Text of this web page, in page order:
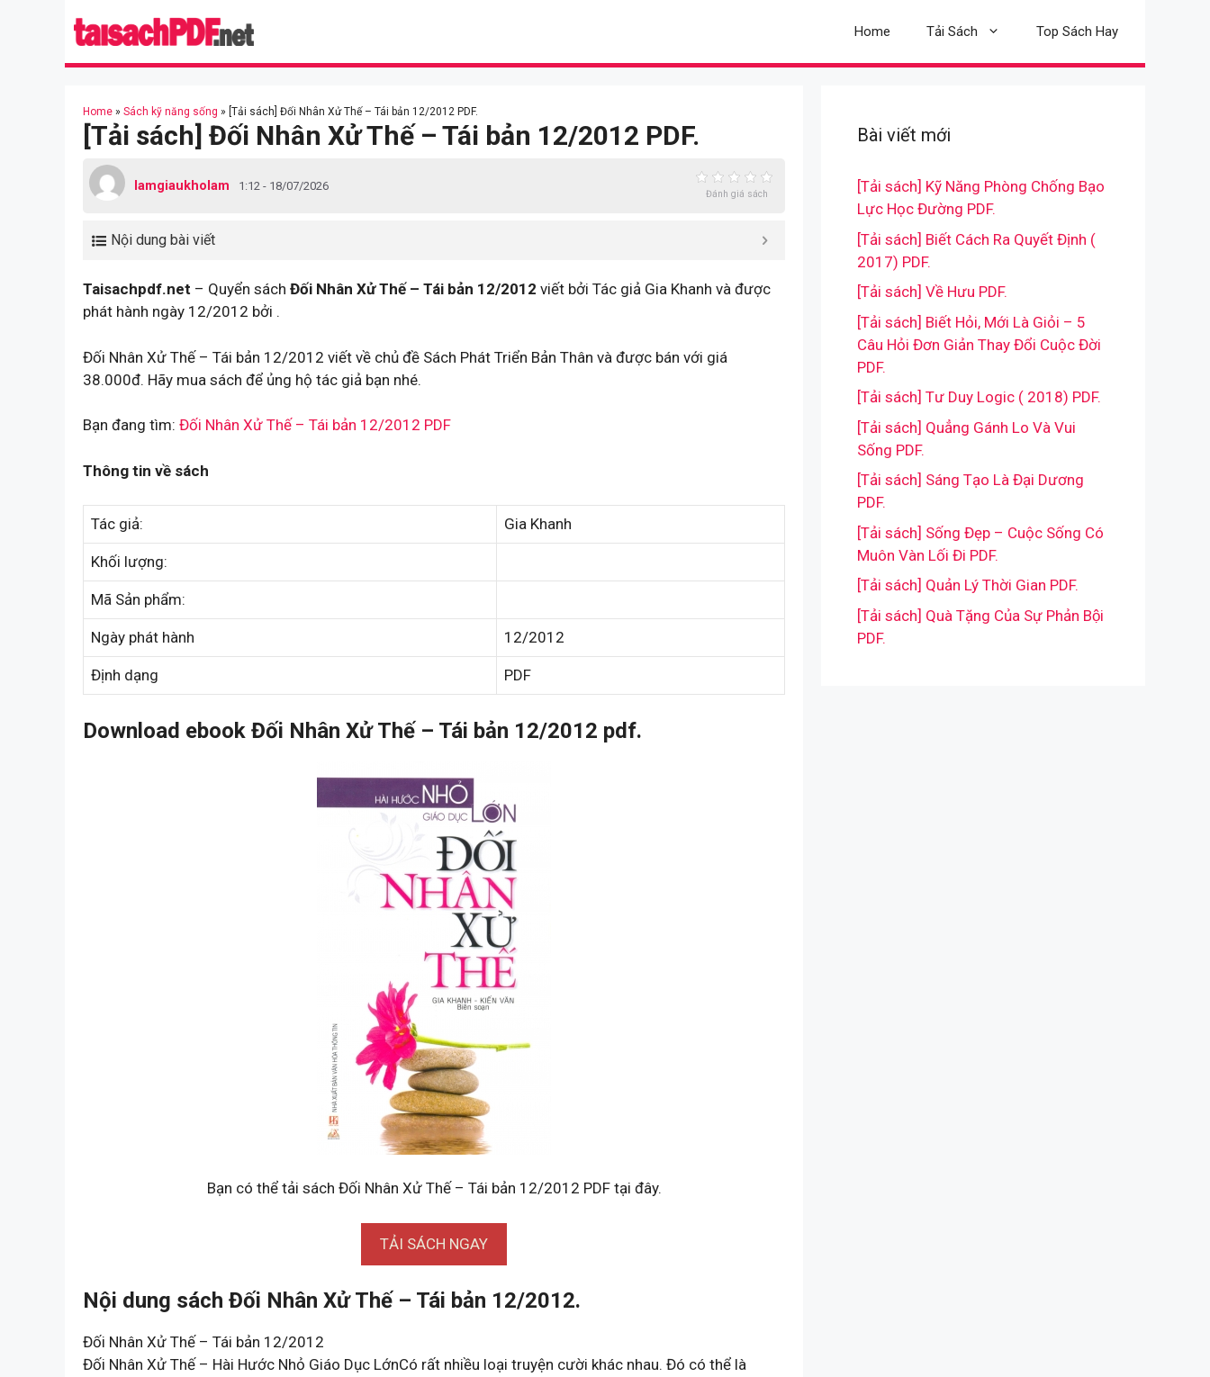
Home Tải Sách Top Sách Hay
Home » Sách kỹ năng sống » [Tải sách] Đối Nhân Xử Thế – Tái bản 12/2012 PDF.
[Tải sách] Đối Nhân Xử Thế – Tái bản 12/2012 PDF.
lamgiaukholam 1:12 - 18/07/2026
Đánh giá sách
Nội dung bài viết
Taisachpdf.net – Quyển sách Đối Nhân Xử Thế – Tái bản 12/2012 viết bởi Tác giả Gia Khanh và được
phát hành ngày 12/2012 bởi .
Đối Nhân Xử Thế – Tái bản 12/2012 viết về chủ đề Sách Phát Triển Bản Thân và được bán với giá
38.000đ. Hãy mua sách để ủng hộ tác giả bạn nhé.
Bạn đang tìm: Đối Nhân Xử Thế – Tái bản 12/2012 PDF
Thông tin về sách
Tác giả: Gia Khanh
Khối lượng:
Mã Sản phẩm:
Ngày phát hành 12/2012
Định dạng PDF
Download ebook Đối Nhân Xử Thế – Tái bản 12/2012 pdf.
Bạn có thể tải sách Đối Nhân Xử Thế – Tái bản 12/2012 PDF tại đây.
TẢI SÁCH NGAY
Nội dung sách Đối Nhân Xử Thế – Tái bản 12/2012.
Đối Nhân Xử Thế – Tái bản 12/2012
Đối Nhân Xử Thế – Hài Hước Nhỏ Giáo Dục LớnCó rất nhiều loại truyện cười khác nhau. Đó có thể là
Bài viết mới
[Tải sách] Kỹ Năng Phòng Chống Bạo
Lực Học Đường PDF.
[Tải sách] Biết Cách Ra Quyết Định (
2017) PDF.
[Tải sách] Về Hưu PDF.
[Tải sách] Biết Hỏi, Mới Là Giỏi – 5
Câu Hỏi Đơn Giản Thay Đổi Cuộc Đời
PDF.
[Tải sách] Tư Duy Logic ( 2018) PDF.
[Tải sách] Quẳng Gánh Lo Và Vui
Sống PDF.
[Tải sách] Sáng Tạo Là Đại Dương
PDF.
[Tải sách] Sống Đẹp – Cuộc Sống Có
Muôn Vàn Lối Đi PDF.
[Tải sách] Quản Lý Thời Gian PDF.
[Tải sách] Quà Tặng Của Sự Phản Bội
PDF.